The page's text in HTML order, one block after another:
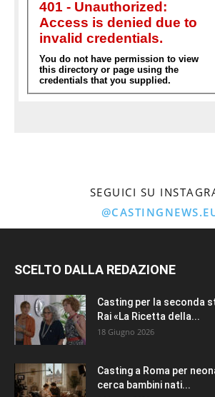
SEGUICI SU
SCELTO DALLA REDAZIONE
Casting per la seconda
Rai «La Ricetta della...
18 Giugno 2026
Casting a Roma per
cerca bambini nati...